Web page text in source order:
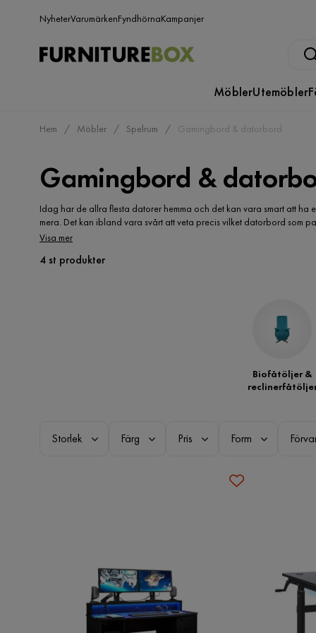
NyheterVarumärkenFyndhörnaKampanjer
MöblerUtemöbler
Hem Möbler Spelrum Gamingbord & datorbord
Gamingbord &
Idag har de allra flesta datorer hemma och det kan vara smart att
mera. Det kan ibland vara svårt att veta precis vilket datorbord som
På så vis kan man jämföra billiga datorbord med varandra, och i
Visa mer
4 st produkter
Biofåtöljer &
Storlek Färg Pris Form